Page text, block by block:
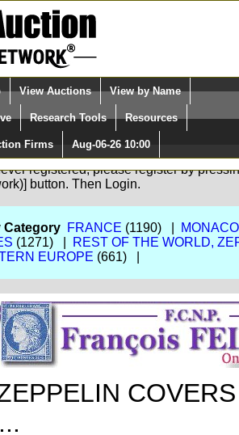
user name)
are NOT
Select Language
Quick Search:
View Auctions View by Name
Research Tools Resources
Firms Aug-06-26 10:00
Please Login so that we can determine
registered, please register by
button. Then Login.
Category FRANCE (1190) |
(1271) |
REST OF THE WORLD,
EUROPE (661) |